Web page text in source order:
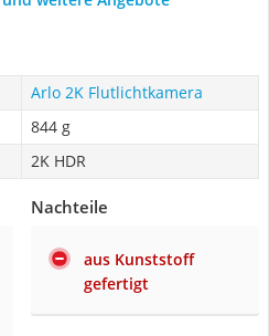
Arlo 2K Flutlichtkamera
844 g
2K HDR
Nachteile
aus Kunststoff
gefertigt